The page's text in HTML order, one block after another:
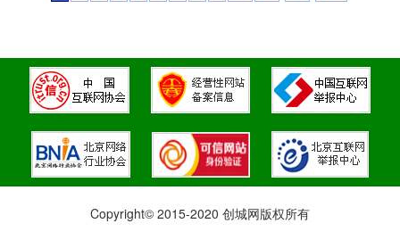
Copyright© 2015-2020 创城网版权所有